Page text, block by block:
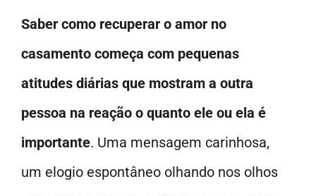
Saber como recuperar o amor no
casamento começa com pequenas
atitudes diárias que mostram a outra
pessoa na reação o quanto ele ou ela é
importante. Uma mensagem carinhosa,
um elogio espontâneo olhando nos olhos